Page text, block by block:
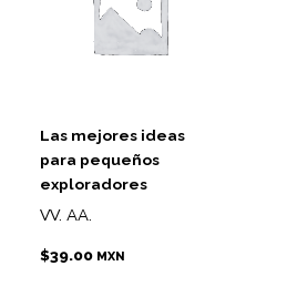
Las mejores ideas
para pequeños
exploradores
VV. AA.
$39.00 MXN